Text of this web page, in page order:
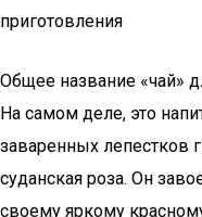
приготовления
Общее название «чай»
На самом деле, это
заваренных лепестков
суданская роза. Он
своему яркому